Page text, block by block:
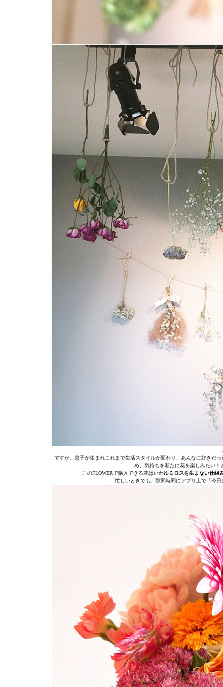
ですが、息子が生まれこれまで生活スタイルが変わり、あんなに好きだ
め、気持ちを新たに花を楽しみたい！
このFLOWERで購入できる花はいわゆるロスを生まない仕組
忙しいときでも、隙間時間にアプリ上で「今